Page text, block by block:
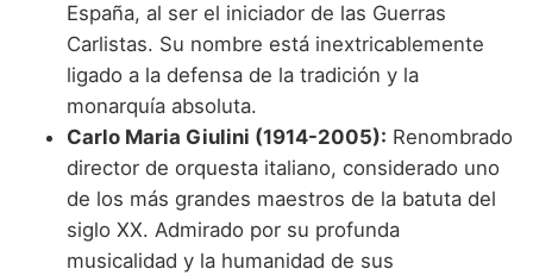
España, al ser el iniciador de las Guerras
Carlistas. Su nombre está inextricablemente
ligado a la defensa de la tradición y la
monarquía absoluta.
Carlo Maria Giulini (1914-2005): Renombrado
director de orquesta italiano, considerado uno
de los más grandes maestros de la batuta del
siglo XX. Admirado por su profunda
musicalidad y la humanidad de sus